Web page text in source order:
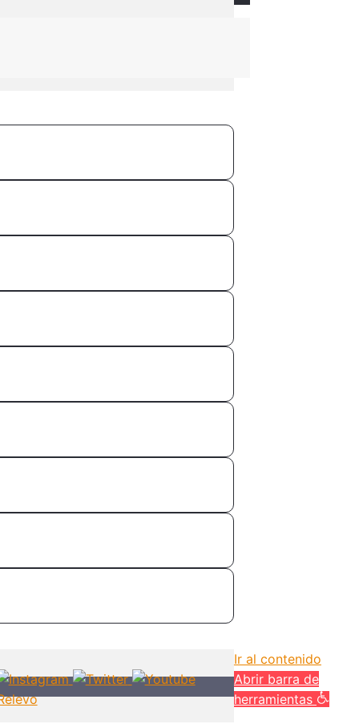
Ir al contenido
Abrir barra de
herramientas